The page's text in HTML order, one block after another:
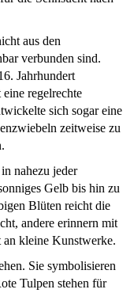
aus den
verbunden sind.
Jahrhundert
regelrechte
sich sogar eine
zeitweise zu
nahezu jeder
Gelb bis hin zu
Blüten reicht die
andere erinnern mit
an kleine Kunstwerke.
Sie symbolisieren
Tulpen stehen für